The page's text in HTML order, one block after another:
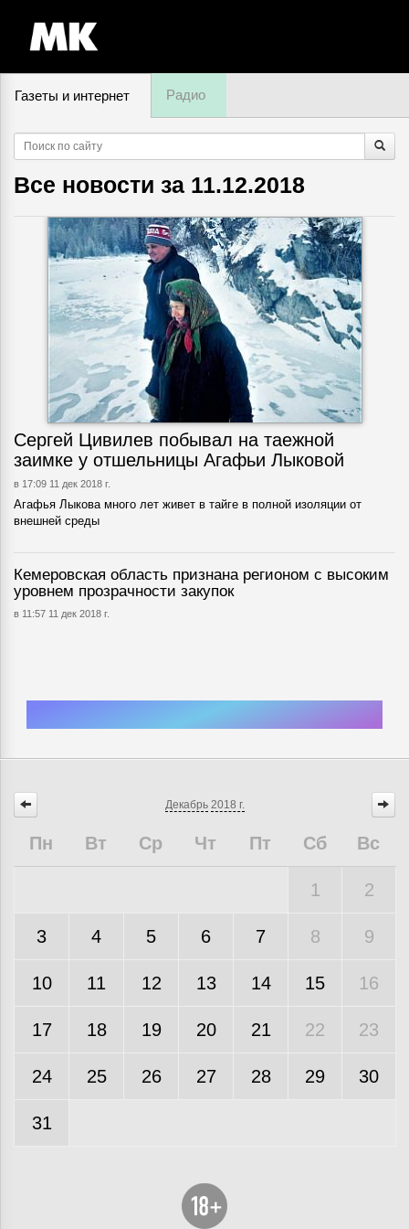
Газеты и интернет Радио
Все новости за 11.12.2018
Сергей Цивилев побывал на таежной
заимке у отшельницы Агафьи Лыковой
в 17:09 11 дек 2018 г.
Агафья Лыкова много лет живет в тайге в полной изоляции от
внешней среды
Кемеровская область признана регионом с высоким
уровнем прозрачности закупок
в 11:57 11 дек 2018 г.
Декабрь 2018 г.
Пн Вт Ср Чт Пт Сб Вс
1 2
3 4 5 6 7 8 9
10 11 12 13 14 15 16
17 18 19 20 21 22 23
24 25 26 27 28 29 30
31